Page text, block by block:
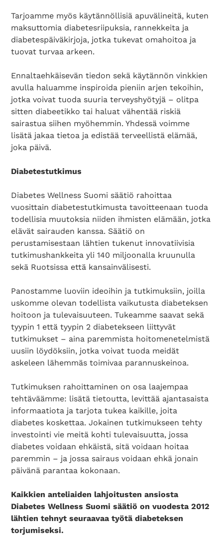
Search Diabetes Wellness Suomi
Tarjoamme myös käytännöllisiä apuvälineitä, kuten
maksuttomia diabetesriipuksia, rannekkeita ja
diabetespäiväkirjoja, jotka tukevat omahoitoa ja
tuovat turvaa arkeen.
Ennaltaehkäisevän tiedon sekä käytännön vinkkien
avulla haluamme inspiroida pieniin arjen tekoihin,
jotka voivat tuoda suuria terveyshyötyjä – olitpa
sitten diabeetikko tai haluat vähentää riskiä
sairastua siihen myöhemmin. Yhdessä voimme
lisätä jakaa tietoa ja edistää terveellistä elämää,
joka päivä.
Diabetestutkimus
Diabetes Wellness Suomi säätiö rahoittaa
vuosittain diabetestutkimusta tavoitteenaan tuoda
todellisia muutoksia niiden ihmisten elämään, jotka
elävät sairauden kanssa. Säätiö on
perustamisestaan lähtien tukenut innovatiivisia
tutkimushankkeita yli 140 miljoonalla kruunulla
sekä Ruotsissa että kansainvälisesti.
Panostamme luoviin ideoihin ja tutkimuksiin, joilla
uskomme olevan todellista vaikutusta diabeteksen
hoitoon ja tulevaisuuteen. Tukeamme saavat sekä
tyypin 1 että tyypin 2 diabetekseen liittyvät
tutkimukset – aina paremmista hoitomenetelmistä
uusiin löydöksiin, jotka voivat tuoda meidät
askeleen lähemmäs toimivaa parannuskeinoa.
Tutkimuksen rahoittaminen on osa laajempaa
tehtäväämme: lisätä tietoutta, levittää ajantasaista
informaatiota ja tarjota tukea kaikille, joita
diabetes koskettaa. Jokainen tutkimukseen tehty
investointi vie meitä kohti tulevaisuutta, jossa
diabetes voidaan ehkäistä, sitä voidaan hoitaa
paremmin – ja jossa sairaus voidaan ehkä jonain
päivänä parantaa kokonaan.
Kaikkien anteliaiden lahjoitusten ansiosta
Diabetes Wellness Suomi säätiö on vuodesta 2012
lähtien tehnyt seuraavaa työtä diabeteksen
torjumiseksi.